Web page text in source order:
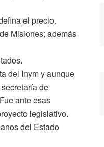
el precio.
Misiones; además
del Inym y aunque
de
ante esas
legislativo.
del Estado